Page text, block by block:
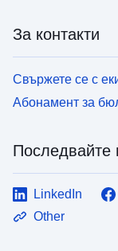
За контакти
Свържете се с
Абонамент за
Последвайте
LinkedIn
Other